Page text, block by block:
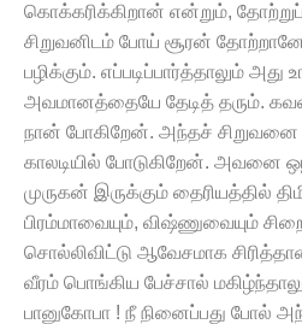
கொக்கரிக்கிறான் என்றும்,
சிறுவனிடம் போய் சூரன்
பழிக்கும். எப்படிப்பார்த்தாலும் அது
அவமானத்தையே தேடித் தரும்.
நான் போகிறேன். அந்தச் சிறுவனை
காலடியில் போடுகிறேன். அவனை
முருகன் இருக்கும் தைரியத்தில்
பிரம்மாவையும், விஷ்ணுவையும்
சொல்லிவிட்டு ஆவேசமாக
வீரம் பொங்கிய பேச்சால்
பானுகோபா ! நீ நினைப்பது போல்